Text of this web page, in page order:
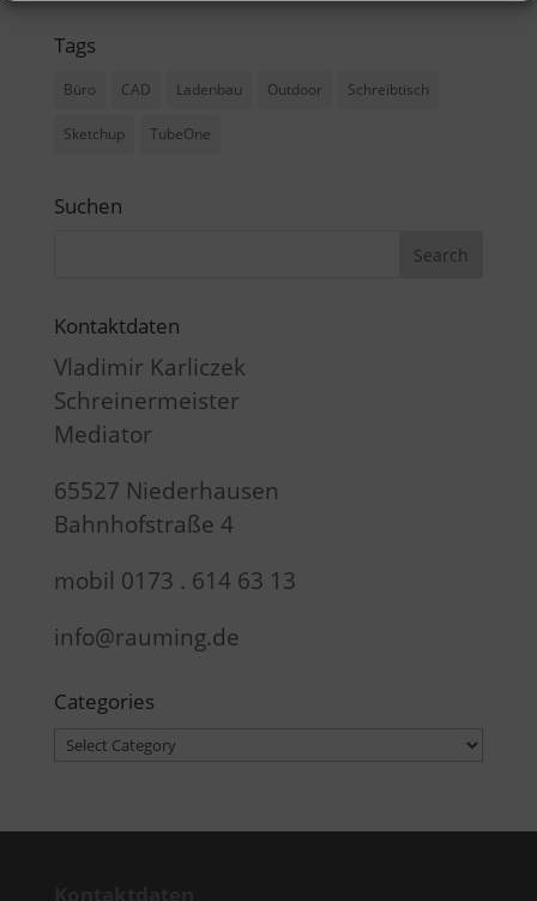
Tags
Büro CAD Ladenbau Outdoor Schreibtisch
Sketchup TubeOne
Suchen
Kontaktdaten
Vladimir Karliczek
Schreinermeister
Mediator
65527 Niederhausen
Bahnhofstraße 4
mobil 0173 . 614 63 13
info@rauming.de
Categories
Categories